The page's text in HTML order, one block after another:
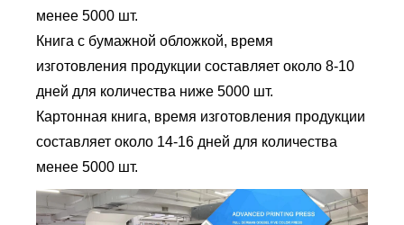
менее 5000 шт.
Книга с бумажной обложкой, время
изготовления продукции составляет около 8-10
дней для количества ниже 5000 шт.
Картонная книга, время изготовления продукции
составляет около 14-16 дней для количества
менее 5000 шт.